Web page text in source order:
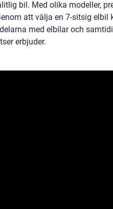
bil. Med olika modeller,
att välja en 7-sitsig elbil
med elbilar och
erbjuder.